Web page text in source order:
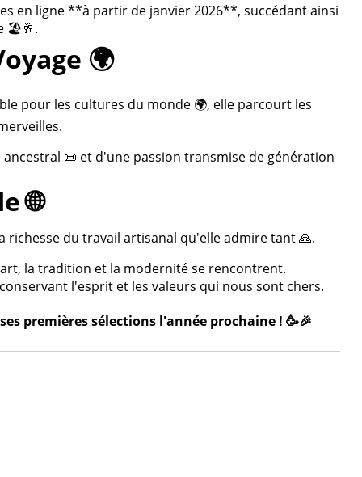
en ligne **à partir de janvier 2026**, succédant ainsi
🏖️🥂.
🌍
pour les cultures du monde 🌍, elle parcourt les
📜 et d'une passion transmise de génération
🌐
richesse du travail artisanal qu'elle admire tant 🙏.
la tradition et la modernité se rencontrent.
l'esprit et les valeurs qui nous sont chers.
premières sélections l'année prochaine ! 🥳🎉